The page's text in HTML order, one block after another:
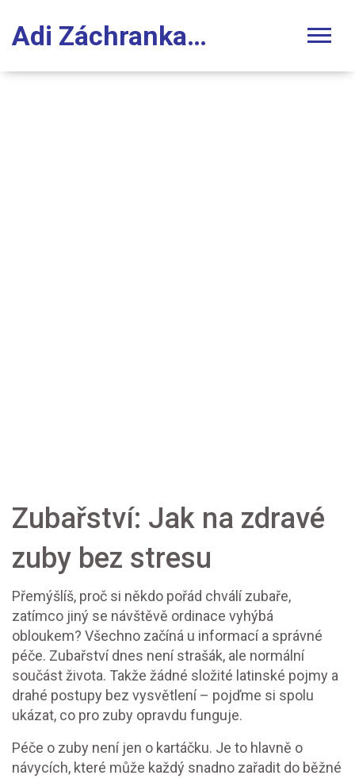
Adi Záchranka Stomatologie
Zubařství: Jak na zdravé
zuby bez stresu
Přemýšlíš, proč si někdo pořád chválí zubaře,
zatímco jiný se návštěvě ordinace vyhýbá
obloukem? Všechno začíná u informací a správné
péče. Zubařství dnes není strašák, ale normální
součást života. Takže žádné složité latinské pojmy a
drahé postupy bez vysvětlení – pojďme si spolu
ukázat, co pro zuby opravdu funguje.
Péče o zuby není jen o kartáčku. Je to hlavně o
návycích, které může každý snadno zařadit do běžné